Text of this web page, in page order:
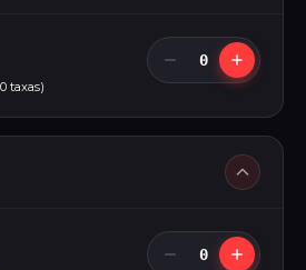
taxas)
0
0